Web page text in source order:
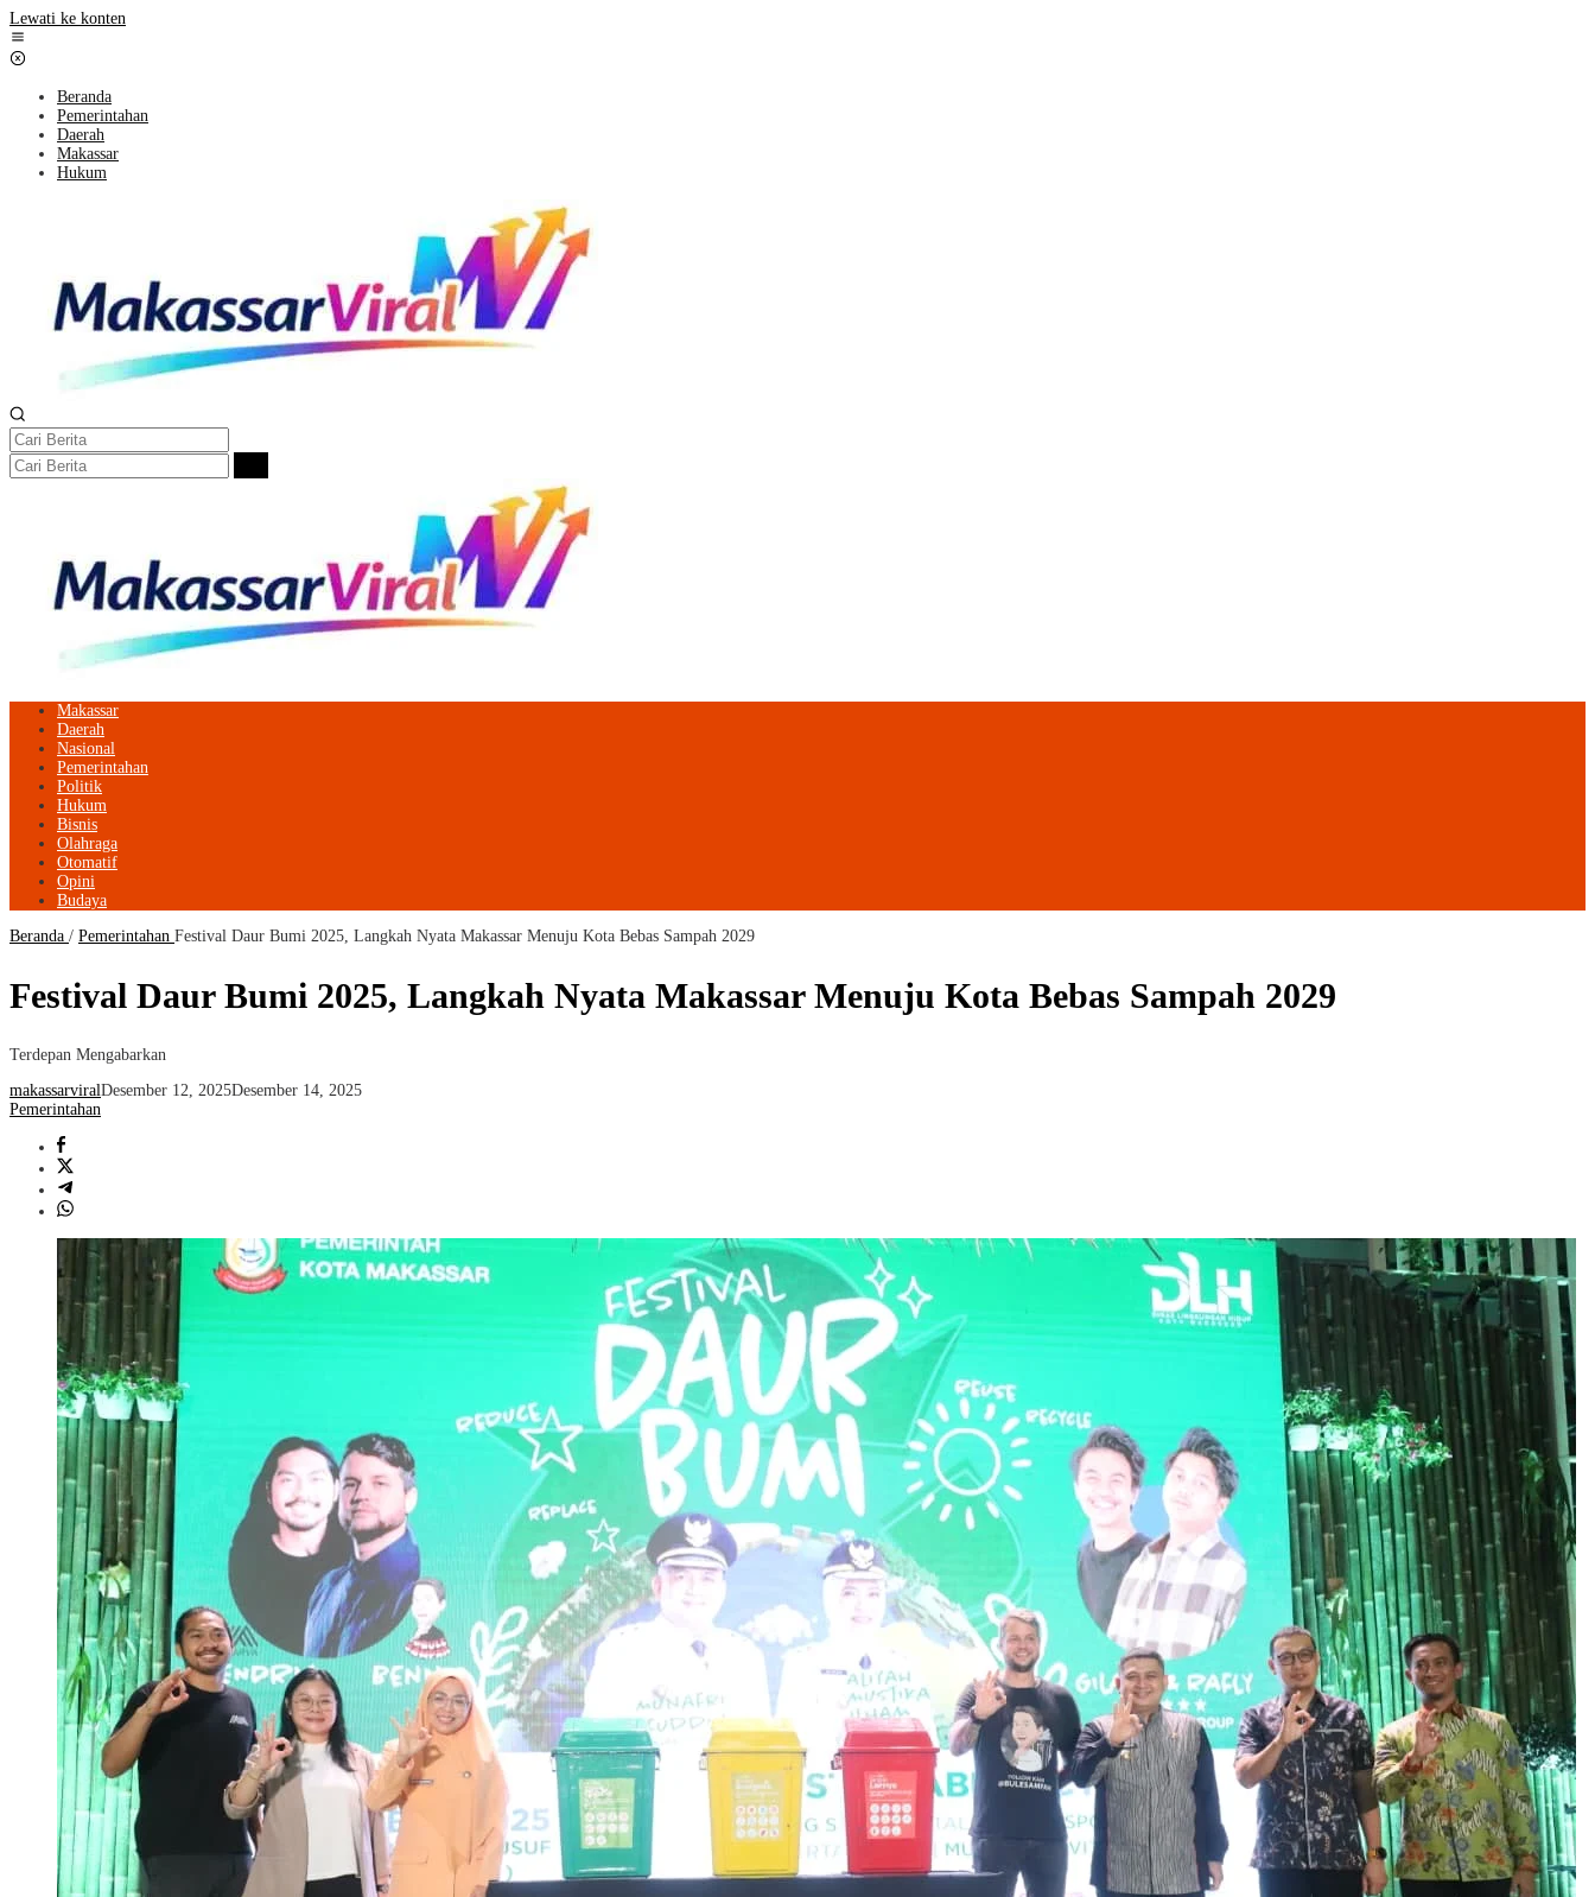
Lewati ke konten
Beranda
Pemerintahan
Daerah
Makassar
Hukum
Makassar
Daerah
Nasional
Pemerintahan
Politik
Hukum
Bisnis
Olahraga
Otomatif
Opini
Budaya
Beranda / Pemerintahan Festival Daur Bumi 2025, Langkah Nyata Makassar Menuju Kota Bebas Sampah 2029
Festival Daur Bumi 2025, Langkah Nyata Makassar Menuju Kota Bebas Sampah 2029
Terdepan Mengabarkan
makassarviralDesember 12, 2025Desember 14, 2025
Pemerintahan